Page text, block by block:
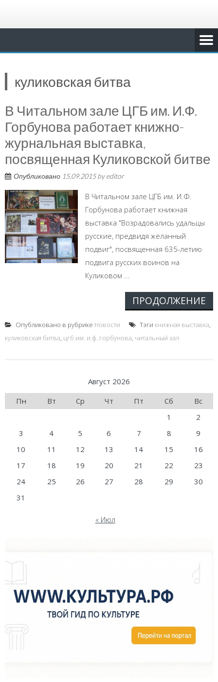
куликовская битва
В Читальном зале ЦГБ им. И.Ф.
Горбунова работает книжно-
журнальная выставка,
посвященная Куликовской битве
Опубликовано 15.09.2015byeditor
В Читальном зале ЦГБ им. И.Ф.
Горбунова работает книжная
выставка "Возрадовались удальцы
русские, предвидя желанный
подвиг", посвященная 635-летию
подвига русских воинов на
Куликовом ...
ПРОДОЛЖЕНИЕ
Опубликовано в рубрике Новости Тэги книжная выставка,
куликовская битва, цгб им. и.ф. горбунова, читальный зал
Август 2026
Пн
Вт Ср Чт Пт Сб
Вс
1
2
3
4 5 6 7 8
9
10
11 12 13 14 15
16
17
18 19 20 21 22
23
24
25 26 27 28 29
30
31
« Июл